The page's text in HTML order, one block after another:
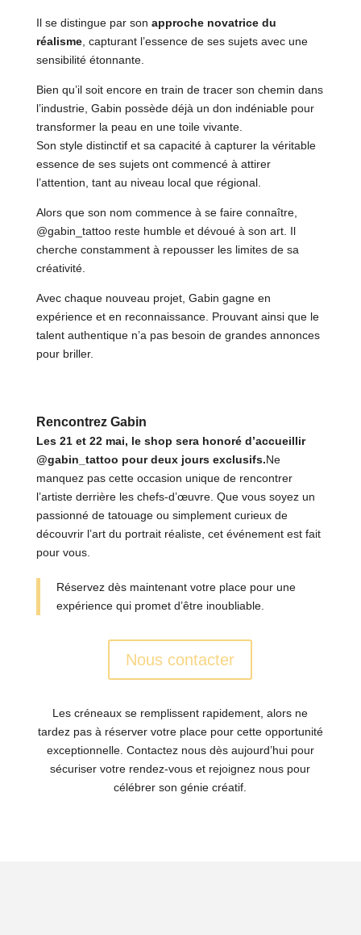
Il se distingue par son approche novatrice du
réalisme, capturant l’essence de ses sujets avec une
sensibilité étonnante.
Bien qu’il soit encore en train de tracer son chemin dans
l’industrie, Gabin possède déjà un don indéniable pour
transformer la peau en une toile vivante.
Son style distinctif et sa capacité à capturer la véritable
essence de ses sujets ont commencé à attirer
l’attention, tant au niveau local que régional.
Alors que son nom commence à se faire connaître,
@gabin_tattoo reste humble et dévoué à son art. Il
cherche constamment à repousser les limites de sa
créativité.
Avec chaque nouveau projet, Gabin gagne en
expérience et en reconnaissance. Prouvant ainsi que le
talent authentique n’a pas besoin de grandes annonces
pour briller.
Rencontrez Gabin
Les 21 et 22 mai, le shop sera honoré d’accueillir
@gabin_tattoo pour deux jours exclusifs.Ne
manquez pas cette occasion unique de rencontrer
l’artiste derrière les chefs-d’œuvre. Que vous soyez un
passionné de tatouage ou simplement curieux de
découvrir l’art du portrait réaliste, cet événement est fait
pour vous.
Réservez dès maintenant votre place pour une
expérience qui promet d’être inoubliable.
Nous contacter
Les créneaux se remplissent rapidement, alors ne
tardez pas à réserver votre place pour cette opportunité
exceptionnelle. Contactez nous dès aujourd’hui pour
sécuriser votre rendez-vous et rejoignez nous pour
célébrer son génie créatif.